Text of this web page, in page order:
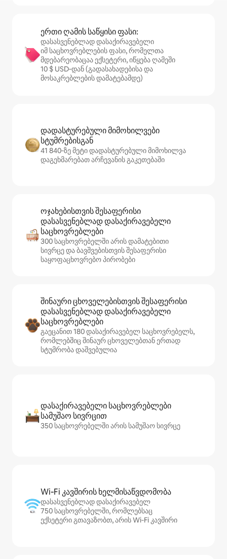
ერთი ღამის საწყისი ფასი:
დასასვენებლად დასაქირავებელი
იმ საცხოვრებლების ფასი, რომელთა
მდებარეობაცაა ექსეტერი, იწყება ღამეში
10 $ USD‑დან (გადასახადებისა და
მოსაკრებლების დამატებამდე)
დადასტურებული მიმოხილვები
სტუმრებისგან
41 840‑ზე მეტი დადასტურებული მიმოხილვა
დაგეხმარებათ არჩევანის გაკეთებაში
ოჯახებისთვის შესაფერისი
დასასვენებლად დასაქირავებელი
საცხოვრებლები
300 საცხოვრებელში არის დამატებითი
სივრცე და ბავშვებისთვის შესაფერისი
საყოფაცხოვრებო პირობები
შინაური ცხოველებისთვის შესაფერისი
დასასვენებლად დასაქირავებელი
საცხოვრებლები
გაეცანით 180 დასაქირავებელ საცხოვრებელს,
რომლებშიც შინაურ ცხოველებთან ერთად
სტუმრობა დაშვებულია
დასაქირავებელი საცხოვრებლები
სამუშაო სივრცით
350 საცხოვრებელში არის სამუშაო სივრცე
Wi‑Fi კავშირის ხელმისაწვდომობა
დასასვენებლად დასაქირავებელ
750 საცხოვრებელში, რომლებსაც
ექსეტერი გთავაზობთ, არის Wi‑Fi კავშირი